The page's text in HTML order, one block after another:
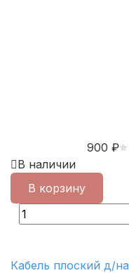
900 ₽
В наличии
В корзину
Кабель плоский д/